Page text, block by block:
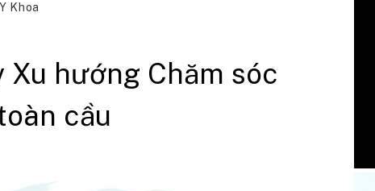
Khoa
Xu hướng Chăm sóc
cầu